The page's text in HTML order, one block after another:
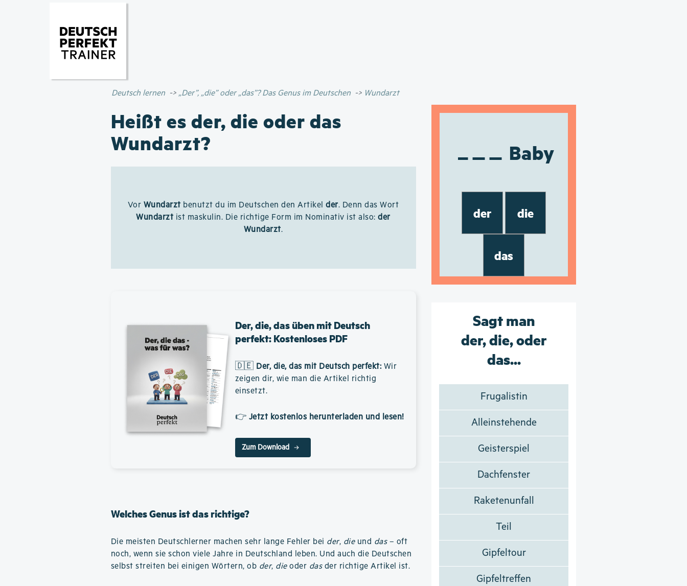
Deutsch lernen „Der”, „die” oder „das”? Das Genus im Deutschen Wundarzt
Heißt es der, die oder das
Wundarzt?
Vor Wundarzt benutzt du im Deutschen den Artikelder. Denn das Wort
Wundarzt ist maskulin. Die richtige Form im Nominativ ist also:der
Wundarzt.
Der, die, das üben mit Deutsch
perfekt: Kostenloses PDF
🇩🇪 Der, die, das mit Deutsch perfekt: Wir
zeigen dir, wie man die Artikel richtig
einsetzt.
👉 Jetzt kostenlos herunterladen und lesen!
Zum Download
Welches Genus ist das richtige?
Die meisten Deutschlerner machen sehr lange Fehler bei der, dieund das– oft
noch, wenn sie schon viele Jahre in Deutschland leben. Und auch die Deutschen
selbst streiten bei einigen Wörtern, ob der, dieoder dasder richtige Artikel ist.
Baby
der die
das
Sagt man
der, die, oder
das...
Frugalistin
Alleinstehende
Geisterspiel
Dachfenster
Raketenunfall
Teil
Gipfeltour
Gipfeltreffen